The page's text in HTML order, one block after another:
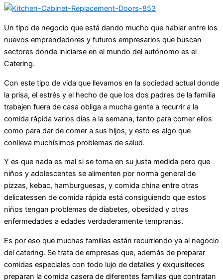
Un tipo de negocio que está dando mucho que hablar entre los
nuevos emprendedores y futuros empresarios que buscan
sectores donde iniciarse en el mundo del autónomo es el
Catering.
Con este tipo de vida que llevamos en la sociedad actual donde
la prisa, el estrés y el hecho de que los dos padres de la familia
trabajen fuera de casa obliga a mucha gente a recurrir a la
comida rápida varios días a la semana, tanto para comer ellos
como para dar de comer a sus hijos, y esto es algo que
conlleva muchísimos problemas de salud.
Y es que nada es mal si se toma en su justa medida pero que
niños y adolescentes se alimenten por norma general de
pizzas, kebac, hamburguesas, y comida china entre otras
delicatessen de comida rápida está consiguiendo que estos
niños tengan problemas de diabetes, obesidad y otras
enfermedades a edades verdaderamente tempranas.
Es por eso que muchas familias están recurriendo ya al negocio
del catering. Se trata de empresas que, además de preparar
comidas especiales con todo lujo de detalles y exquisiteces
preparan la comida casera de diferentes familias que contratan